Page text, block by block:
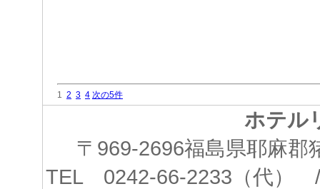
1 2 3 4 次の5件
ホテル
〒969-2696福島県耶麻
TEL 0242-66-2233（代